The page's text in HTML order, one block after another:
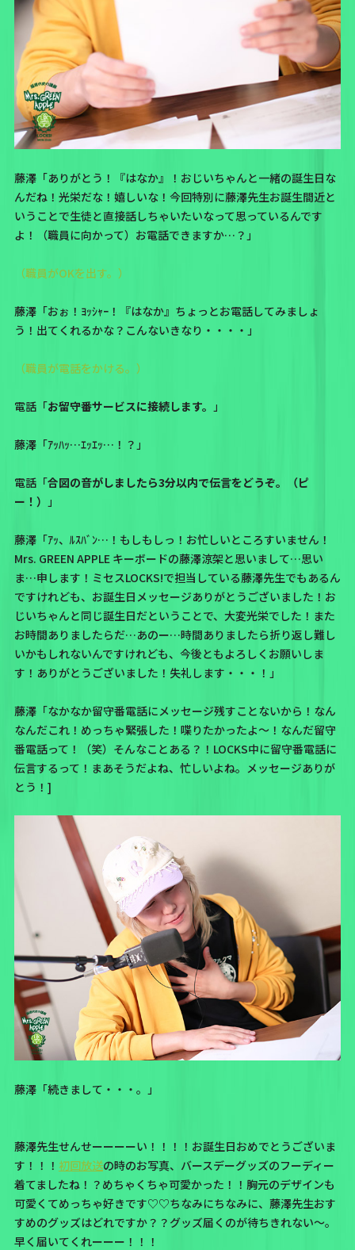
藤澤「ありがとう！『はなか』！おじいちゃんと一緒の誕生日な
んだね！光栄だな！嬉しいな！今回特別に藤澤先生お誕生間近と
いうことで生徒と直接話しちゃいたいなって思っているんです
よ！（職員に向かって）お電話できますか…？」
（職員がOKを出す。）
藤澤「おぉ！ﾖｯｼｬｰ！『はなか』ちょっとお電話してみましょ
う！出てくれるかな？こんないきなり・・・・」
（職員が電話をかける。）
電話「お留守番サービスに接続します。 」
藤澤「ｱｯﾊｯ…ｴｯｴｯ…！？」
電話「合図の音がしましたら3分以内で伝言をどうぞ。（ピ
ー！） 」
藤澤「ｱｯ、ﾙｽﾊﾞﾝ…！もしもしっ！お忙しいところすいません！
Mrs. GREEN APPLE キーボードの藤澤涼架と思いまして…思い
ま…申します！ミセスLOCKS!で担当している藤澤先生でもあるん
ですけれども、お誕生日メッセージありがとうございました！お
じいちゃんと同じ誕生日だということで、大変光栄でした！また
お時間ありましたらだ…あのー…時間ありましたら折り返し難し
いかもしれないんですけれども、今後ともよろしくお願いしま
す！ありがとうございました！失礼します・・・！」
藤澤「なかなか留守番電話にメッセージ残すことないから！なん
なんだこれ！めっちゃ緊張した！喋りたかったよ〜！なんだ留守
番電話って！（笑）そんなことある？！LOCKS中に留守番電話に
伝言するって！まあそうだよね、忙しいよね。メッセージありが
とう！]
藤澤「続きまして・・・。」
藤澤先生せんせーーーーい！！！！お誕生日おめでとうございま
す！！！ 初回放送の時のお写真、バースデーグッズのフーディー
着てましたね！？めちゃくちゃ可愛かった！！胸元のデザインも
可愛くてめっちゃ好きです♡♡ちなみにちなみに、藤澤先生おす
すめのグッズはどれですか？？グッズ届くのが待ちきれない〜。
早く届いてくれーーー！！！